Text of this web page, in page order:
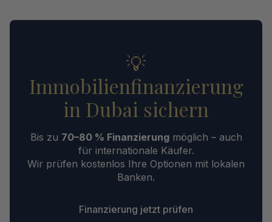
💡
Immobilienfinanzierung
in Dubai sichern
Bis zu 70–80 % Finanzierungmöglich – auch
für internationale Käufer.
Wir prüfen kostenlos Ihre Optionen mit lokalen
Banken.
Finanzierung jetzt prüfen